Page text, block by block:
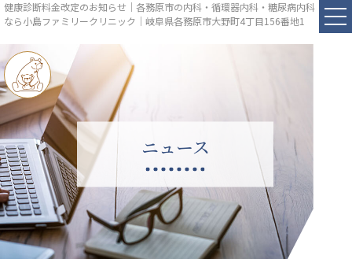
健康診断料金改定のお知らせ｜各務原市の内科・循環器内科・糖尿病内科
なら小島ファミリークリニック｜岐阜県各務原市大野町4丁目156番地1
ニュース